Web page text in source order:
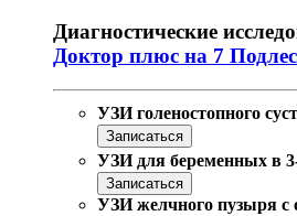
Диагностические
Доктор плюс на 7
УЗИ голеностопного
Записаться
УЗИ для беременных в
Записаться
УЗИ желчного пузыря с